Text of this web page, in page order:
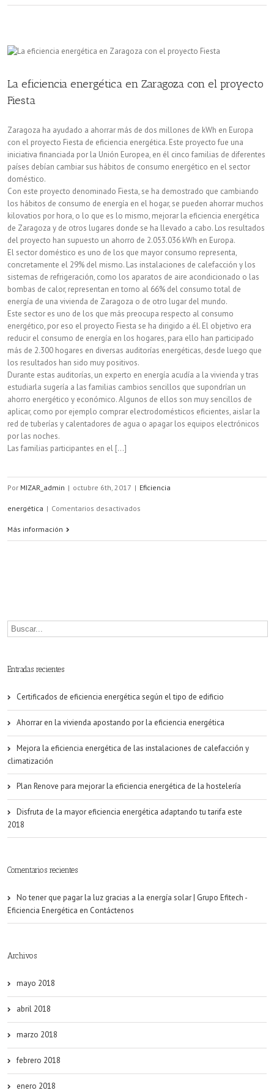
y
La eficiencia energética en Zaragoza con el proyecto
Fiesta
Zaragoza ha ayudado a ahorrar más de dos millones de kWh en Europa
con el proyecto Fiesta de eficiencia energética. Este proyecto fue una
iniciativa financiada por la Unión Europea, en él cinco familias de diferentes
países debían cambiar sus hábitos de consumo energético en el sector
doméstico.
Con este proyecto denominado Fiesta, se ha demostrado que cambiando
los hábitos de consumo de energía en el hogar, se pueden ahorrar muchos
kilovatios por hora, o lo que es lo mismo, mejorar la eficiencia energética
de Zaragoza y de otros lugares donde se ha llevado a cabo. Los resultados
del proyecto han supuesto un ahorro de 2.053.036 kWh en Europa.
El sector doméstico es uno de los que mayor consumo representa,
concretamente el 29% del mismo. Las instalaciones de calefacción y los
sistemas de refrigeración, como los aparatos de aire acondicionado o las
bombas de calor, representan en torno al 66% del consumo total de
energía de una vivienda de Zaragoza o de otro lugar del mundo.
Este sector es uno de los que más preocupa respecto al consumo
energético, por eso el proyecto Fiesta se ha dirigido a él. El objetivo era
reducir el consumo de energía en los hogares, para ello han participado
más de 2.300 hogares en diversas auditorías energéticas, desde luego que
los resultados han sido muy positivos.
Durante estas auditorías, un experto en energía acudía a la vivienda y tras
estudiarla sugería a las familias cambios sencillos que supondrían un
ahorro energético y económico. Algunos de ellos son muy sencillos de
aplicar, como por ejemplo comprar electrodomésticos eficientes, aislar la
red de tuberías y calentadores de agua o apagar los equipos electrónicos
por las noches.
Las familias participantes en el [...]
Por MIZAR_admin | octubre 6th, 2017 | Eficiencia
energética | Comentarios desactivados
Fiesta
Más información
Entradas recientes
Certificados de eficiencia energética según el tipo de edificio
Ahorrar en la vivienda apostando por la eficiencia energética
Mejora la eficiencia energética de las instalaciones de calefacción y
climatización
Plan Renove para mejorar la eficiencia energética de la hostelería
Disfruta de la mayor eficiencia energética adaptando tu tarifa este
2018
Comentarios recientes
No tener que pagar la luz gracias a la energía solar | Grupo Efitech -
Eficiencia Energética en Contáctenos
Archivos
mayo 2018
abril 2018
marzo 2018
febrero 2018
enero 2018